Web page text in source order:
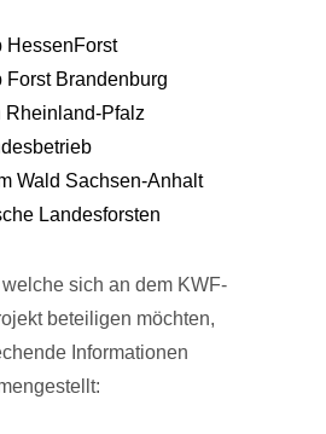
HessenForst
Forst Brandenburg
Rheinland-Pfalz
Wald Sachsen-Anhalt
Landesforsten
sich an dem KWF-
beteiligen möchten,
Informationen